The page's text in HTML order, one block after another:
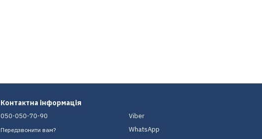
Контактна інформація
050-050-70-90
Передзвонити вам?
Viber
WhatsApp